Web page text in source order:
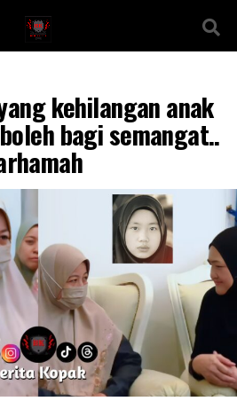
kehilangan anak
bagi semangat..